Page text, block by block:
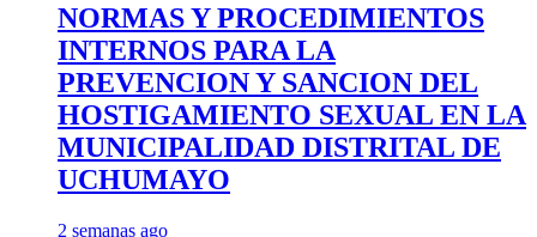
NORMAS Y PROCEDIMIENTOS
INTERNOS PARA LA
PREVENCION Y SANCION DEL
HOSTIGAMIENTO SEXUAL EN LA
MUNICIPALIDAD DISTRITAL DE
UCHUMAYO
2 semanas ago